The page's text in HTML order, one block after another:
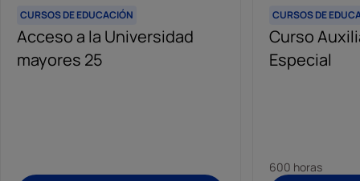
CURSOS DE EDUCACIÓN
Acceso a la Universidad
mayores 25
CURSOS DE
Curso
Especial
600 horas